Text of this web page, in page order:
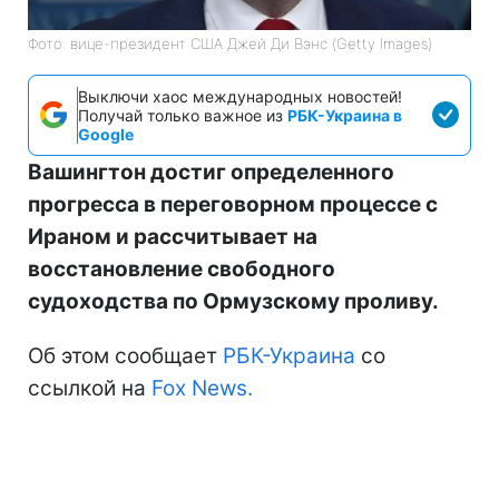
Фото: вице-президент США Джей Ди Вэнс (Getty Images)
Выключи хаос международных новостей!
Получай только важное из РБК-Украина в
Google
Вашингтон достиг определенного
прогресса в переговорном процессе с
Ираном и рассчитывает на
восстановление свободного
судоходства по Ормузскому проливу.
Об этом сообщает РБК-Украина со
ссылкой на Fox News.